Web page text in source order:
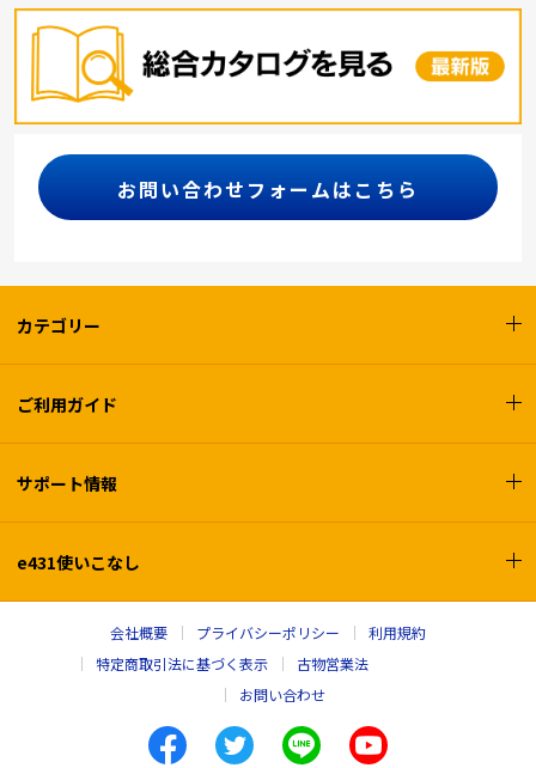
お問い合わせフォームはこちら
カテゴリー
ご利用ガイド
サポート情報
e431使いこなし
会社概要 プライバシーポリシー
利用規約
特定商取引法に基づく表示
古物営業法
お問い合わせ